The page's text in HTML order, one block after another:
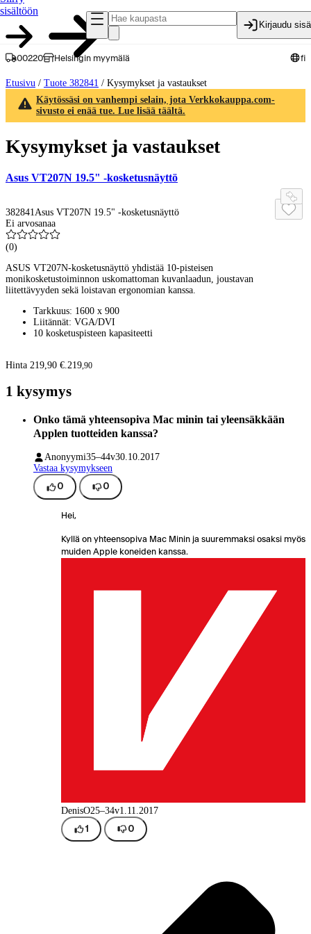
sisältöön
Kirjaudu
00220 Helsingin myymälä fi
Etusivu / Tuote 382841 / Kysymykset ja vastaukset
Käytössäsi on vanhempi selain, jota Verkkokauppa.com-
sivusto ei enää tue. Lue lisää täältä.
Kysymykset ja vastaukset
Asus VT207N 19.5" -kosketusnäyttö
382841 Asus VT207N 19.5" -kosketusnäyttö
Ei arvosanaa
(0)
ASUS VT207N-kosketusnäyttö yhdistää 10-pisteisen
monikosketustoiminnon uskomattoman kuvanlaadun, joustavan
liitettävyyden sekä loistavan ergonomian kanssa.
Tarkkuus: 1600 x 900
Liitännät: VGA/DVI
10 kosketuspisteen kapasiteetti
Hinta 219,90 €. 219,90
1 kysymys
Onko tämä yhteensopiva Mac minin tai yleensäkkään
Applen tuotteiden kanssa?
Anonyymi35–44v30.10.2017
Vastaa kysymykseen
0 0
Hei,
Kyllä on yhteensopiva Mac Minin ja suuremmaksi osaksi myös
muiden Apple koneiden kanssa.
DenisO25–34v1.11.2017
1 0